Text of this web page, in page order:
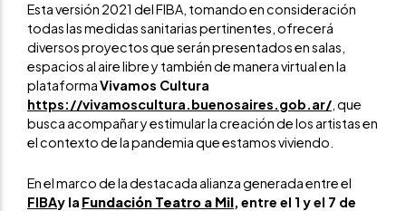
Esta versión 2021 del FIBA, tomando en consideración
todas las medidas sanitarias pertinentes, ofrecerá
diversos proyectos que serán presentados en salas,
espacios al aire libre y también de manera virtual en la
plataformaVivamos Cultura
https://vivamoscultura.buenosaires.gob.ar/ , que
busca acompañar y estimular la creación de los artistas en
el contexto de la pandemia que estamos viviendo.
En el marco de la destacada alianza generada entre el
FIBAy la Fundación Teatro a Mil, entre el 1 y el 7 de